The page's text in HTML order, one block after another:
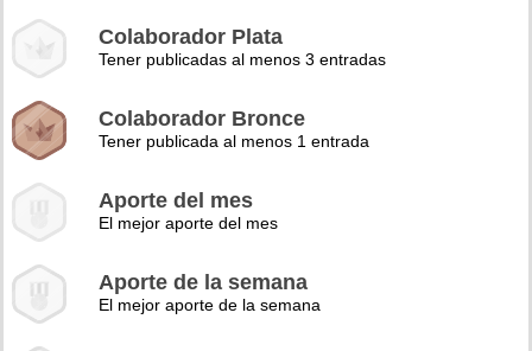
Colaborador Plata
Tener publicadas al menos 3 entradas
Colaborador Bronce
Tener publicada al menos 1 entrada
Aporte del mes
El mejor aporte del mes
Aporte de la semana
El mejor aporte de la semana